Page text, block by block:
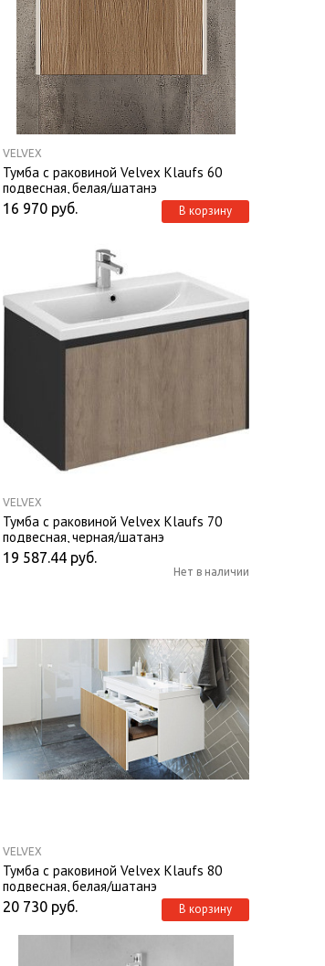
VELVEX
Тумба с раковиной Velvex Klaufs 60
подвесная, белая/шатанэ
16 970 руб. В корзину
VELVEX
Тумба с раковиной Velvex Klaufs 70
подвесная, черная/шатанэ
19 587.44 руб.
Нет в наличии
VELVEX
Тумба с раковиной Velvex Klaufs 80
подвесная, белая/шатанэ
20 730 руб. В корзину